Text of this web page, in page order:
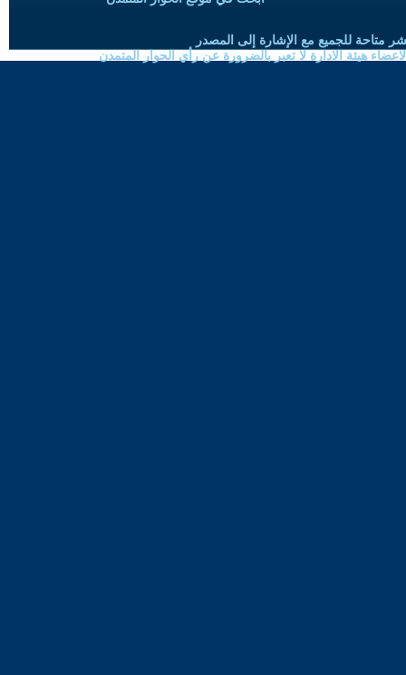
متاحة للجميع مع الإشارة إلى المصدر
هيئة الادارة لا تعبر بالضرورة عن رأي الحوار المتمدن